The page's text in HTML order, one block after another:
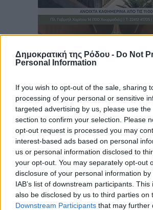
Δημοκρατική της Ρόδου - Do Not
Personal Information
If you wish to opt-out of the sale, sharing
processing of your personal or sensitive
targeted advertising by us, please use
section to confirm your selection. Please
opt-out request is processed you may
interest-based ads based on personal
us or personal information disclosed to
your opt-out. You may separately opt-out
disclosure of your personal information
IAB’s list of downstream participants.
also be disclosed by us to third parties on
Downstream Participants that may further
Ροή ειδήσεων
Παρουσίαση βιβλίου του Α.
εκδήλωση για τους